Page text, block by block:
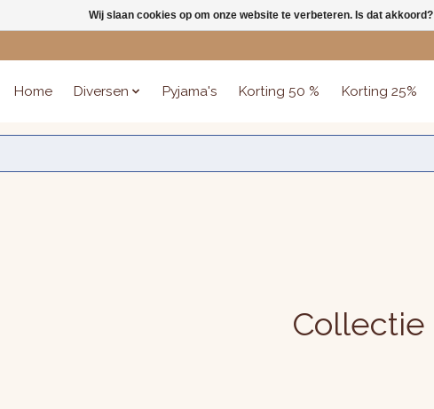
Home Diversen Pyjama's Korting 50 % Korting 25%
Collectie
Wij slaan cookies op om onze website te verbeteren. Is dat akkoord?